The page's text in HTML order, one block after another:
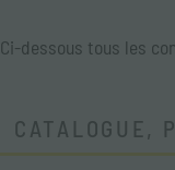
Ci-dessous tous les
CATALOGUE,